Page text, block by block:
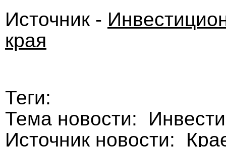
Источник -
края
Теги:
Тема новости:
Источник новости: